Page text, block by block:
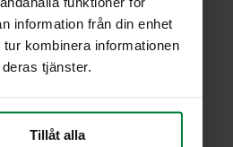
information från din enhet
kombinera informationen
tjänster.
Tillåt alla